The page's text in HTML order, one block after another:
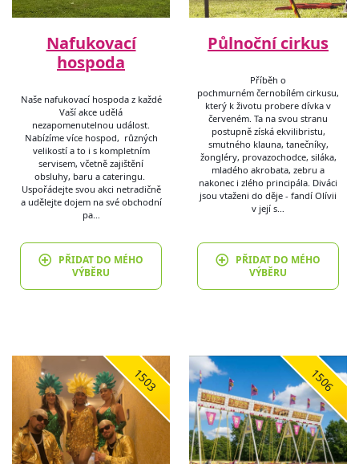
Nafukovací
hospoda
Naše nafukovací hospoda z každé
Vaší akce udělá
nezapomenutelnou událost.
Nabízíme více hospod, různých
velikostí a to i s kompletním
servisem, včetně zajištění
obsluhy, baru a cateringu.
Uspořádejte svou akci netradičně
a udělejte dojem na své obchodní
pa…
PŘIDAT DO MÉHO
VÝBĚRU
Půlnoční cirkus
Příběh o
pochmurném černobílém cirkusu,
který k životu probere dívka v
červeném. Ta na svou stranu
postupně získá ekvilibristu,
smutného klauna, tanečníky,
žongléry, provazochodce, siláka,
mladého akrobata, zebru a
nakonec i zlého principála. Diváci
jsou vtaženi do děje - fandí Olívii
v její s…
PŘIDAT DO MÉHO
VÝBĚRU
1503 1506